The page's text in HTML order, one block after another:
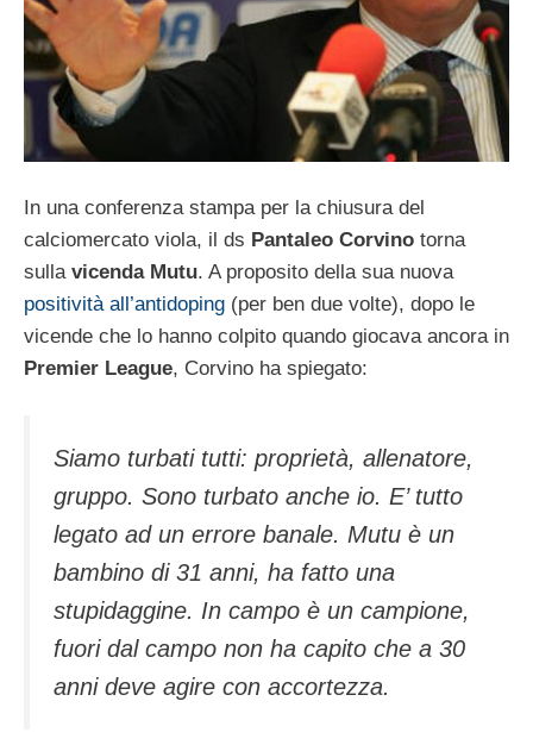
In una conferenza stampa per la chiusura del
calciomercato viola, il ds Pantaleo Corvino torna
sulla vicenda Mutu. A proposito della sua nuova
positività all’antidoping (per ben due volte), dopo le
vicende che lo hanno colpito quando giocava ancora in
Premier League, Corvino ha spiegato:
Siamo turbati tutti: proprietà, allenatore,
gruppo. Sono turbato anche io. E’ tutto
legato ad un errore banale. Mutu è un
bambino di 31 anni, ha fatto una
stupidaggine. In campo è un campione,
fuori dal campo non ha capito che a 30
anni deve agire con accortezza.